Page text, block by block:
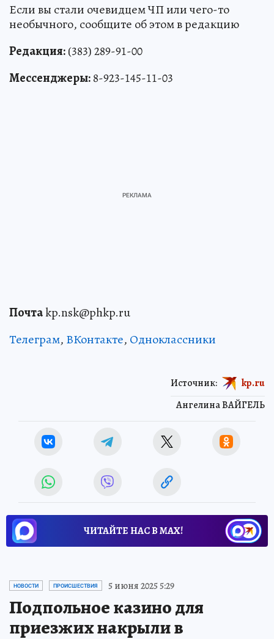
Если вы стали очевидцем ЧП или чего-то
необычного, сообщите об этом в редакцию
Редакция:(383) 289-91-00
Мессенджеры:8-923-145-11-03
Почтаkp.nsk@phkp.ru
Телеграм, ВКонтакте, Одноклассники
Ангелина ВАЙГЕЛЬ
Источник: kp.ru
ЧИТАЙТЕ НАС В МАХ!
НОВОСТИ ПРОИСШЕСТВИЯ 5 июня 2025 5:29
Подпольное казино для
приезжих накрыли в